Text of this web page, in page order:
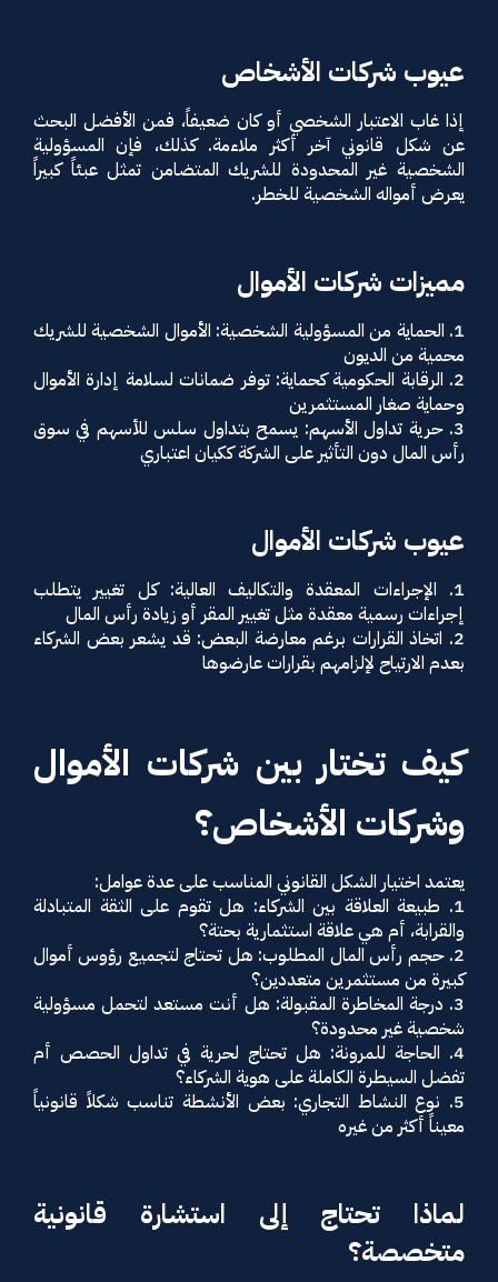
عيوب شركات الأشخاص
إذا غاب الاعتبار الشخصي أو كان ضعيفاً، فمن الأفضل البحث
عن شكل قانوني آخر أكثر ملاءمة. كذلك، فإن المسؤولية
الشخصية غير المحدودة للشريك المتضامن تمثل عبئاً كبيراً
يعرض أمواله الشخصية للخطر.
مميزات شركات الأموال
1. الحماية من المسؤولية الشخصية: الأموال الشخصية للشريك
محمية من الديون
2. الرقابة الحكومية كحماية: توفر ضمانات لسلامة إدارة الأموال
وحماية صغار المستثمرين
3. حرية تداول الأسهم: يسمح بتداول سلس للأسهم في سوق
رأس المال دون التأثير على الشركة ككيان اعتباري
عيوب شركات الأموال
1. الإجراءات المعقدة والتكاليف العالية: كل تغيير يتطلب
إجراءات رسمية معقدة مثل تغيير المقر أو زيادة رأس المال
2. اتخاذ القرارات برغم معارضة البعض: قد يشعر بعض الشركاء
بعدم الارتياح لإلزامهم بقرارات عارضوها
كيف تختار بين شركات الأموال
وشركات الأشخاص؟
يعتمد اختيار الشكل القانوني المناسب على عدة عوامل:
1. طبيعة العلاقة بين الشركاء: هل تقوم على الثقة المتبادلة
والقرابة، أم هي علاقة استثمارية بحتة؟
2. حجم رأس المال المطلوب: هل تحتاج لتجميع رؤوس أموال
كبيرة من مستثمرين متعددين؟
3. درجة المخاطرة المقبولة: هل أنت مستعد لتحمل مسؤولية
شخصية غير محدودة؟
4. الحاجة للمرونة: هل تحتاج لحرية في تداول الحصص أم
تفضل السيطرة الكاملة على هوية الشركاء؟
5. نوع النشاط التجاري: بعض الأنشطة تناسب شكلاً قانونياً
معيناً أكثر من غيره
لماذا تحتاج إلى استشارة قانونية
متخصصة؟